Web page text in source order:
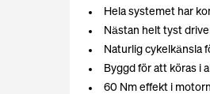
Hela systemet har
Nästan helt tyst
Naturlig cykelkänsla
Byggd för att köras i
60 Nm effekt i